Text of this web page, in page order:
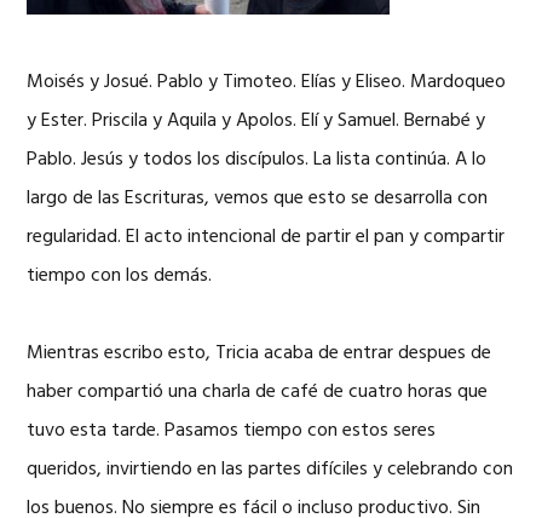
Moisés y Josué. Pablo y Timoteo. Elías y Eliseo. Mardoqueo
y Ester. Priscila y Aquila y Apolos. Elí y Samuel. Bernabé y
Pablo. Jesús y todos los discípulos. La lista continúa. A lo
largo de las Escrituras, vemos que esto se desarrolla con
regularidad. El acto intencional de partir el pan y compartir
tiempo con los demás.
Mientras escribo esto, Tricia acaba de entrar despues de
haber compartió una charla de café de cuatro horas que
tuvo esta tarde. Pasamos tiempo con estos seres
queridos, invirtiendo en las partes difíciles y celebrando con
los buenos. No siempre es fácil o incluso productivo. Sin